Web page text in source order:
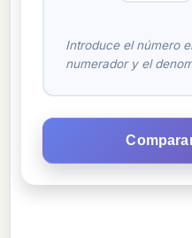
Introduce el número
numerador y el